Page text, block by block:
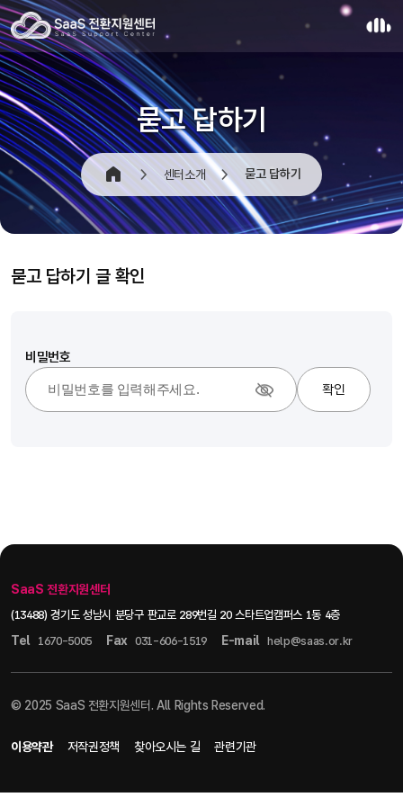
묻고 답하기
센터소개 묻고 답하기
묻고 답하기 글 확인
비밀번호
확인
SaaS 전환지원센터
(13488) 경기도 성남시 분당구 판교로 289번길 20 스타트업캠퍼스 1동 4층
Tel 1670-5005 Fax 031-606-1519 E-mail help@saas.or.kr
© 2025 SaaS 전환지원센터. All Rights Reserved.
이용약관 저작권정책 찾아오시는 길 관련기관